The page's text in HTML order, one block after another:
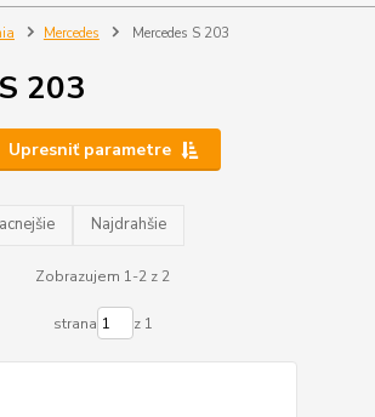
Mercedes Mercedes S 203
203
Upresniť parametre
Najdrahšie
Zobrazujem 1-2 z 2
strana z 1